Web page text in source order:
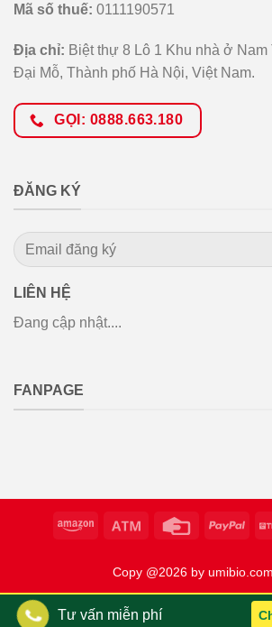
Mã số thuế: 0111190571
Địa chỉ: Biệt thự 8 Lô 1 Khu nhà ở
Đại Mỗ, Thành phố Hà Nội, Việt Nam.
GỌI: 0888.663.180
ĐĂNG KÝ
LIÊN HỆ
Đang cập nhật....
FANPAGE
Copy @2026 by
Tư vấn miễn phí